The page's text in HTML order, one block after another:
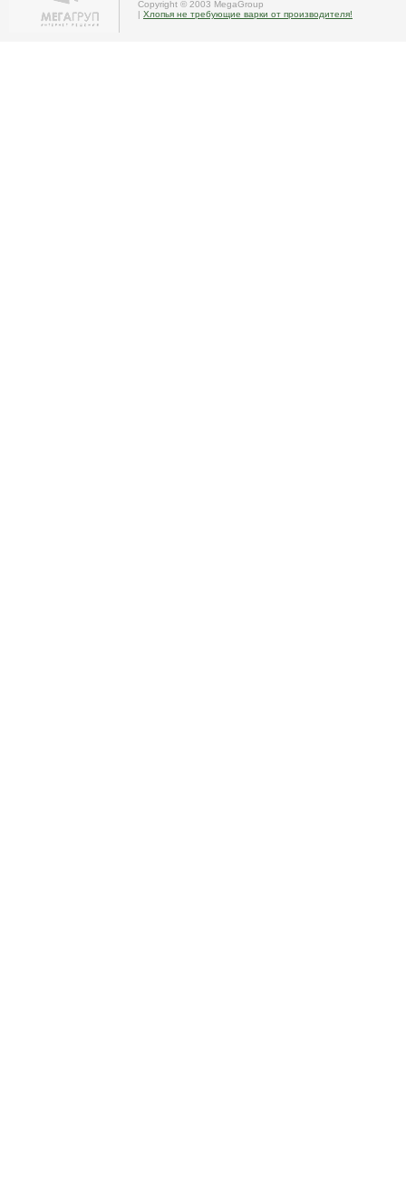
Copyright © 2003 MegaGroup
| Хлопья не требующие варки от производителя!